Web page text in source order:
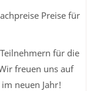
Preise für
für die
freuen uns auf
neuen Jahr!